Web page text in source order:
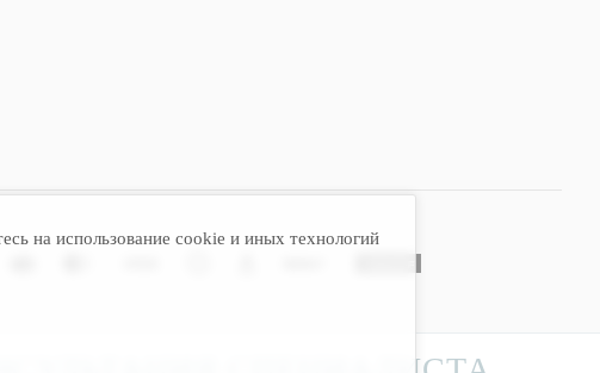
на использование cookie и иных технологий